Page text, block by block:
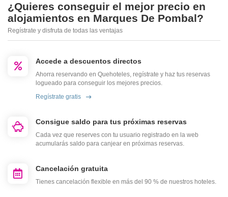
¿Quieres conseguir el mejor precio en
alojamientos en Marques De Pombal?
Regístrate y disfruta de todas las ventajas
Accede a descuentos directos
Ahorra reservando en Quehoteles, regístrate y haz tus reservas
logueado para conseguir los mejores precios.
Regístrate gratis
Consigue saldo para tus próximas reservas
Cada vez que reserves con tu usuario registrado en la web
acumularás saldo para canjear en próximas reservas.
Cancelación gratuita
Tienes cancelación flexible en más del 90 % de nuestros hoteles.